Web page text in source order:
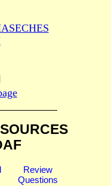
Review
Questions